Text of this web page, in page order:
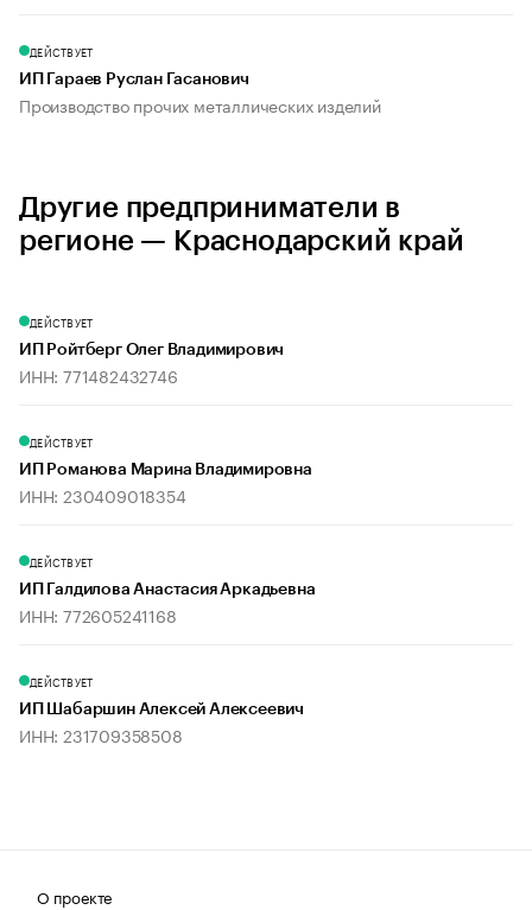
ДЕЙСТВУЕТ
ИП Гараев Руслан Гасанович
Производство прочих металлических изделий
Другие предприниматели в
регионе — Краснодарский край
ДЕЙСТВУЕТ
ИП Ройтберг Олег Владимирович
ИНН: 771482432746
ДЕЙСТВУЕТ
ИП Романова Марина Владимировна
ИНН: 230409018354
ДЕЙСТВУЕТ
ИП Галдилова Анастасия Аркадьевна
ИНН: 772605241168
ДЕЙСТВУЕТ
ИП Шабаршин Алексей Алексеевич
ИНН: 231709358508
О проекте